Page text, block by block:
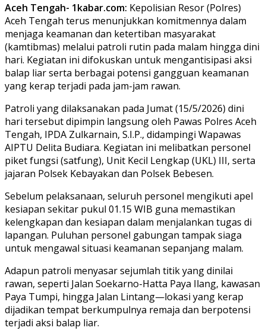
Aceh Tengah- 1kabar.com: Kepolisian Resor (Polres)
Aceh Tengah terus menunjukkan komitmennya dalam
menjaga keamanan dan ketertiban masyarakat
(kamtibmas) melalui patroli rutin pada malam hingga dini
hari. Kegiatan ini difokuskan untuk mengantisipasi aksi
balap liar serta berbagai potensi gangguan keamanan
yang kerap terjadi pada jam-jam rawan.
Patroli yang dilaksanakan pada Jumat (15/5/2026) dini
hari tersebut dipimpin langsung oleh Pawas Polres Aceh
Tengah, IPDA Zulkarnain, S.I.P., didampingi Wapawas
AIPTU Delita Budiara. Kegiatan ini melibatkan personel
piket fungsi (satfung), Unit Kecil Lengkap (UKL) III, serta
jajaran Polsek Kebayakan dan Polsek Bebesen.
Sebelum pelaksanaan, seluruh personel mengikuti apel
kesiapan sekitar pukul 01.15 WIB guna memastikan
kelengkapan dan kesiapan dalam menjalankan tugas di
lapangan. Puluhan personel gabungan tampak siaga
untuk mengawal situasi keamanan sepanjang malam.
Adapun patroli menyasar sejumlah titik yang dinilai
rawan, seperti Jalan Soekarno-Hatta Paya Ilang, kawasan
Paya Tumpi, hingga Jalan Lintang—lokasi yang kerap
dijadikan tempat berkumpulnya remaja dan berpotensi
terjadi aksi balap liar.